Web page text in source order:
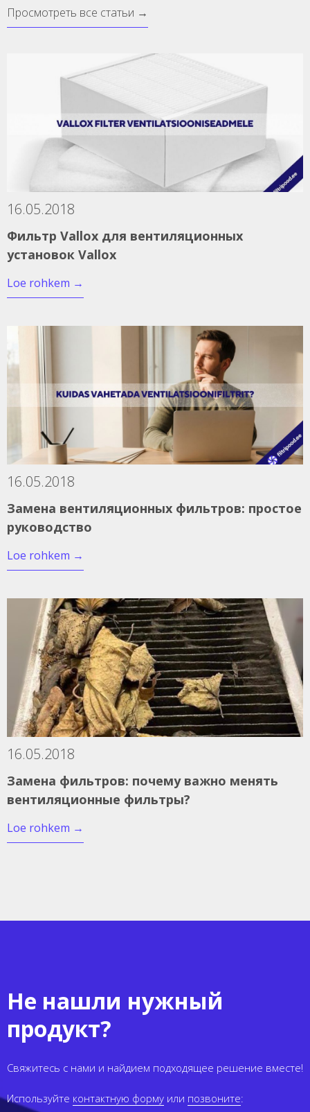
Просмотреть все статьи →
16.05.2018
Фильтр Vallox для вентиляционных
установок Vallox
Loe rohkem →
16.05.2018
Замена вентиляционных фильтров: простое
руководство
Loe rohkem →
16.05.2018
Замена фильтров: почему важно менять
вентиляционные фильтры?
Loe rohkem →
Не нашли нужный
продукт?
Свяжитесь с нами и найдием подходящее решение вместе!
Используйте контактную форму или позвоните: